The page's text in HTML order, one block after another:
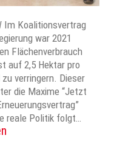
Im Koalitionsvertrag
war 2021
Flächenverbrauch
auf 2,5 Hektar pro
verringern. Dieser
die Maxime “Jetzt
reale Politik folgt…